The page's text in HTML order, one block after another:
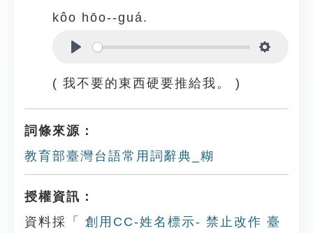
kôo hōo--guá.
( 我不要的東西硬要推給我。 )
詞條來源：
教育部臺灣台語常用詞辭典_糊
授權資訊：
資料採「
創用CC-姓名標示- 禁止改作 臺